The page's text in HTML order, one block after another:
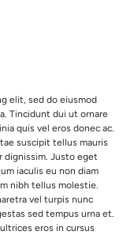
elit, sed do eiusmod
Tincidunt dui ut ornare
quis vel eros donec ac.
suscipit tellus mauris
dignissim. Justo eget
iaculis eu non diam
nibh tellus molestie.
vel turpis nunc
sed tempus urna et.
eros in cursus